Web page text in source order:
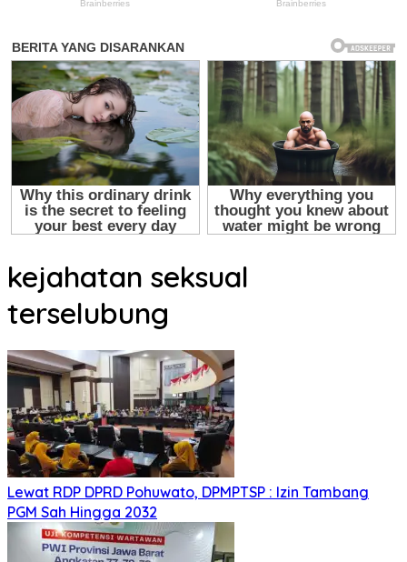
kejahatan seksual
terselubung
Lewat RDP DPRD Pohuwato, DPMPTSP : Izin Tambang
PGM Sah Hingga 2032